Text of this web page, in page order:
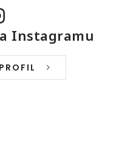
Instagramu